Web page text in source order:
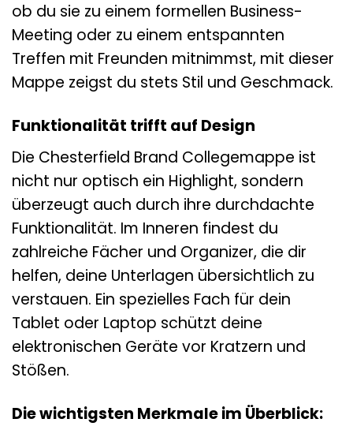
ob du sie zu einem formellen Business-
Meeting oder zu einem entspannten
Treffen mit Freunden mitnimmst, mit dieser
Mappe zeigst du stets Stil und Geschmack.
Funktionalität trifft auf Design
Die Chesterfield Brand Collegemappe ist
nicht nur optisch ein Highlight, sondern
überzeugt auch durch ihre durchdachte
Funktionalität. Im Inneren findest du
zahlreiche Fächer und Organizer, die dir
helfen, deine Unterlagen übersichtlich zu
verstauen. Ein spezielles Fach für dein
Tablet oder Laptop schützt deine
elektronischen Geräte vor Kratzern und
Stößen.
Die wichtigsten Merkmale im Überblick: